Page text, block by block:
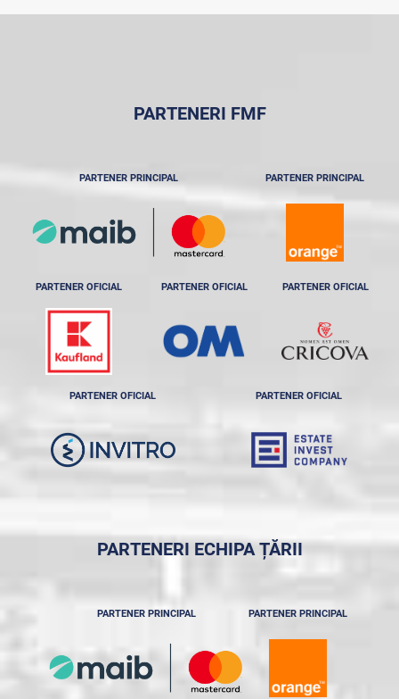
PARTENERI FMF
PARTENER PRINCIPAL PARTENER PRINCIPAL
PARTENER OFICIAL PARTENER OFICIAL PARTENER OFICIAL
PARTENER OFICIAL PARTENER OFICIAL
PARTENERI ECHIPA ȚĂRII
PARTENER PRINCIPAL PARTENER PRINCIPAL